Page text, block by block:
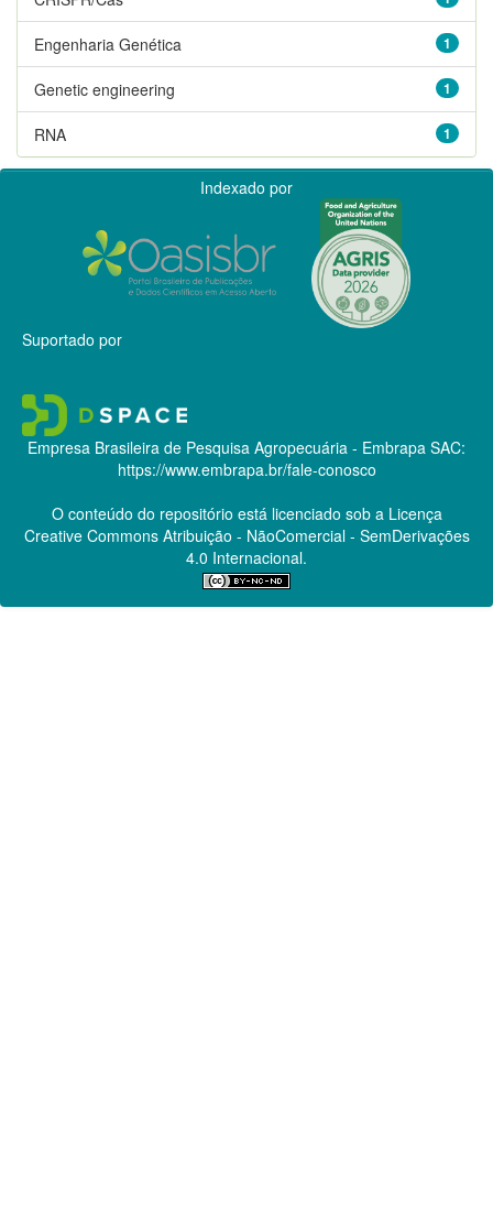
1
Engenharia Genética
1
Genetic engineering
1
RNA
Indexado por
Suportado por
Empresa Brasileira de Pesquisa Agropecuária - Embrapa SAC:
https://www.embrapa.br/fale-conosco
O conteúdo do repositório está licenciado sob a Licença
Creative CommonsAtribuição - NãoComercial - SemDerivações
4.0 Internacional.